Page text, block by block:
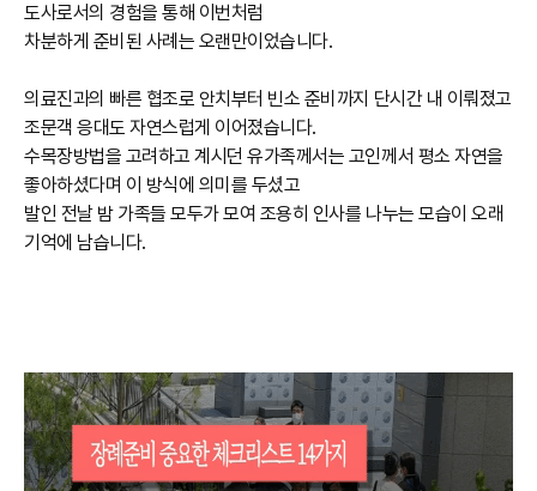
도사로서의 경험을 통해 이번처럼
차분하게 준비된 사례는 오랜만이었습니다.
의료진과의 빠른 협조로 안치부터 빈소 준비까지 단시간 내 이뤄졌고
조문객 응대도 자연스럽게 이어졌습니다.
수목장방법을 고려하고 계시던 유가족께서는 고인께서 평소 자연을
좋아하셨다며 이 방식에 의미를 두셨고
발인 전날 밤 가족들 모두가 모여 조용히 인사를 나누는 모습이 오래
기억에 남습니다.